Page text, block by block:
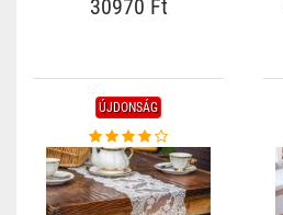
30970 Ft
ÚJDONSÁG